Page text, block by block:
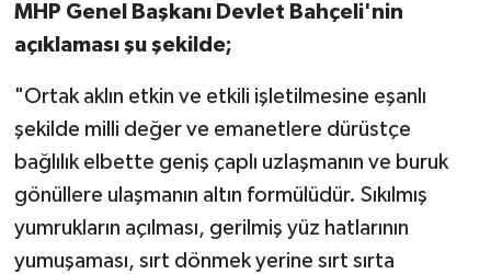
MHP Genel Başkanı Devlet Bahçeli'nin
açıklaması şu şekilde;
"Ortak aklın etkin ve etkili işletilmesine eşanlı
şekilde milli değer ve emanetlere dürüstçe
bağlılık elbette geniş çaplı uzlaşmanın ve buruk
gönüllere ulaşmanın altın formülüdür. Sıkılmış
yumrukların açılması, gerilmiş yüz hatlarının
yumuşaması, sırt dönmek yerine sırt sırta
GÜNDEM
İş ilanı
Kültür - Sanat
MAGAZİN